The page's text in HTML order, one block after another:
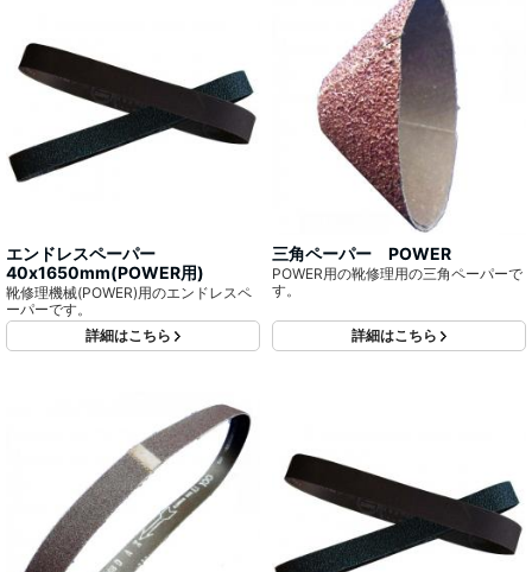
エンドレスペーパー
40x1650mm(POWER用)
靴修理機械(POWER)用のエンドレスペ
ーパーです。
詳細はこちら
三角ペーパー POWER
POWER用の靴修理用の三角ペーパーで
す。
詳細はこちら